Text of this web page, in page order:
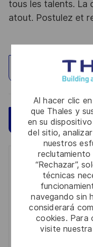
Al hacer clic
que Thales y
en su
del sitio,
nuestros
“Rechazar”,
técnicas
navegando sin
considerará
cookies. Para
visite
tous les talents. La
atout. Postulez et
Explorar
Aplicar ahora
Get notified
You'll receive
Enter
Email
address
Revise y acepte los